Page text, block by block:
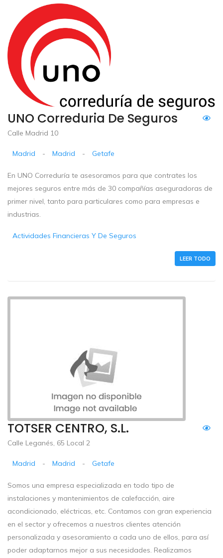
UNO Correduria De Seguros
Calle Madrid 10
Madrid - Madrid - Getafe
En UNO Correduría te asesoramos para que contrates los
mejores seguros entre más de 30 compañías aseguradoras de
primer nivel, tanto para particulares como para empresas e
industrias.
Actividades Financieras Y De Seguros
LEER TODO
TOTSER CENTRO, S.L.
Calle Leganés, 65 Local 2
Madrid - Madrid - Getafe
Somos una empresa especializada en todo tipo de
instalaciones y mantenimientos de calefacción, aire
acondicionado, eléctricas, etc. Contamos con gran experiencia
en el sector y ofrecemos a nuestros clientes atención
personalizada y asesoramiento a cada uno de ellos, para así
poder adaptarnos mejor a sus necesidades. Realizamos